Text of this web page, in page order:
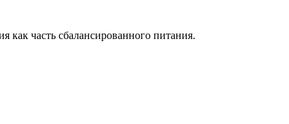
как часть сбалансированного питания.